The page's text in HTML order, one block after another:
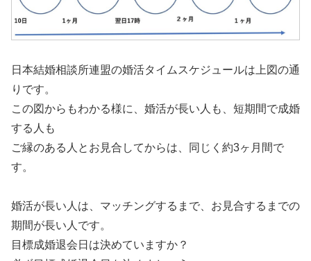
日本結婚相談所連盟の婚活タイムスケジュールは上図の通
りです。
この図からもわかる様に、婚活が長い人も、短期間で成婚
する人も
ご縁のある人とお見合してからは、同じく約3ヶ月間で
す。
婚活が長い人は、マッチングするまで、お見合するまでの
期間が長い人です。
目標成婚退会日は決めていますか？